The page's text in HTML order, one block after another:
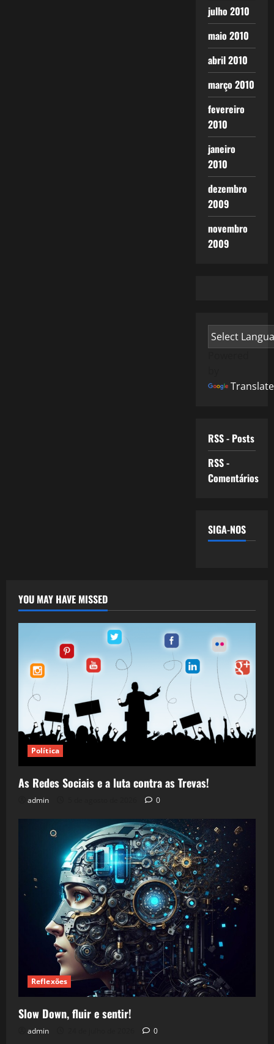
julho 2010
maio 2010
abril 2010
março 2010
fevereiro
2010
janeiro
2010
dezembro
2009
novembro
2009
Translate
RSS - Posts
RSS -
Comentários
SIGA-NOS
YOU MAY HAVE MISSED
Política
As Redes Sociais e a luta contra as Trevas!
admin 0
Reflexões
Slow Down, fluir e sentir!
admin 0